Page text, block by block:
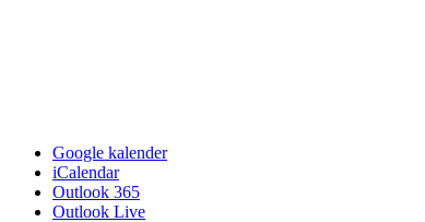
Google kalender
iCalendar
Outlook 365
Outlook Live